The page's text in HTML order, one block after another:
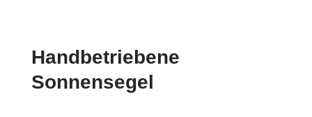
Handbetriebene
Sonnensegel